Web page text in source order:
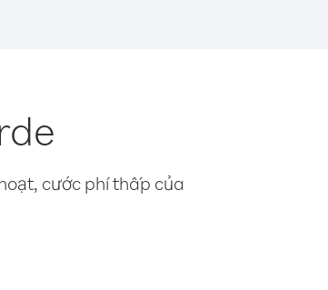
cước phí thấp của